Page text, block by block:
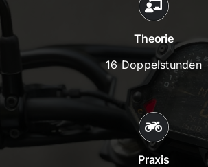
Theorie
16 Doppelstunden
Praxis